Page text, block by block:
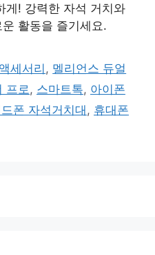
게! 강력한 자석 거치와
활동을 즐기세요.
세서리 , 멜리언스 듀얼
프로 , 스마트톡, 아이폰
폰 자석거치대 , 휴대폰